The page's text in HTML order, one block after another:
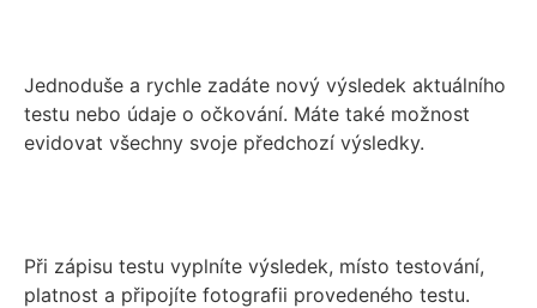
Jednoduše a rychle zadáte nový výsledek aktuálního
testu nebo údaje o očkování. Máte také možnost
evidovat všechny svoje předchozí výsledky.
Při zápisu testu vyplníte výsledek, místo testování,
platnost a připojíte fotografii provedeného testu.